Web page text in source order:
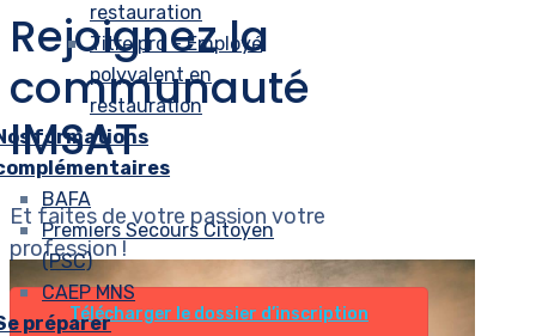
restauration
Titre pro – Employé
polyvalent en
restauration
formations
BAFA
Premiers Secours Citoyen
(PSC)
CAEP MNS
préparer
Rejoignez la
communauté
IMSAT
Et faites de votre passion votre
profession !
Télécharger le dossier d’inscription